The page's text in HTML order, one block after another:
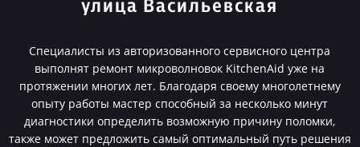
улица Васильевская
Специалисты из авторизованного сервисного центра
выполнят ремонт микроволновок KitchenAid уже на
протяжении многих лет. Благодаря своему многолетнему
опыту работы мастер способный за несколько минут
диагностики определить возможную причину поломки,
также может предложить самый оптимальный путь решения